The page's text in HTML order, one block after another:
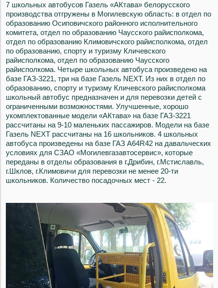
7 школьных автобусов Газель «АКтава» белорусского
производства отгружены в Могилевскую область: в отдел по
образованию Осиповичского районного исполнительного
комитета, отдел по образованию Чаусского райисполкома,
отдел по образованию Климовичского райисполкома, отдел
по образованию, спорту и туризму Кличевского
райисполкома, отдел по образованию Чаусского
райисполкома. Четыре школьных автобуса произведено на
базе ГАЗ-3221, три на базе Газель NEXT. Из них в отдел по
образованию, спорту и туризму Кличевского райисполкома
школьный автобус предназначен и для перевозки детей с
ограниченными возможностями. Улучшенные, хорошо
укомплектованные модели «АКтава» на базе ГАЗ-3221
рассчитаны на 9-10 маленьких пассажиров. Модели на базе
Газель NEXT рассчитаны на 16 школьников. 4 школьных
автобуса произведены на базе ГАЗ A64R42 на давальческих
условиях для СЗАО «Могилевгазавтосервис», которые
переданы в отделы образования в г.Дрибин, г.Мстиславль,
г.Шклов, г.Климовичи для перевозки не менее 20-ти
школьников. Количество посадочных мест - 22.